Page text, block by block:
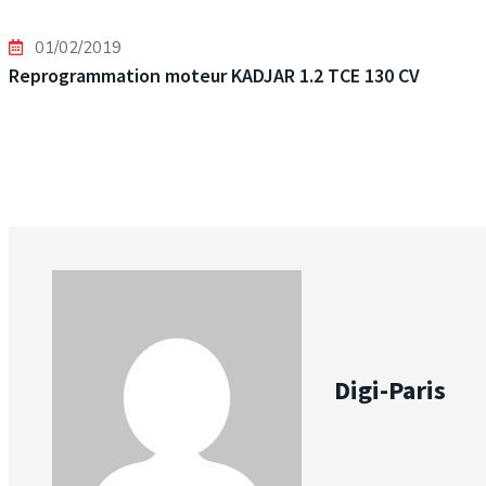
01/02/2019
Reprogrammation moteur KADJAR 1.2 TCE 130 CV
Digi-Paris